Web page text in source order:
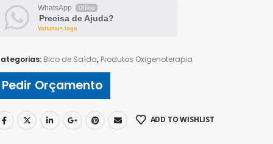
WhatsApp Offline
Precisa de Ajuda?
Voltamos logo
Bico de Saída, Produtos Oxigenoterapia
Pedir Orçamento
ADD TO WISHLIST